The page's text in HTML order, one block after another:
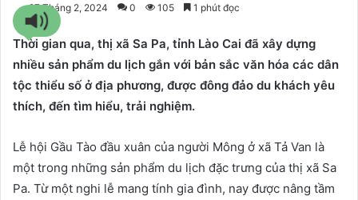
27 Tháng 2, 2024 0 105 1 phút đọc
Thời gian qua, thị xã Sa Pa, tỉnh Lào Cai đã xây dựng
nhiều sản phẩm du lịch gắn với bản sắc văn hóa các dân
tộc thiểu số ở địa phương, được đông đảo du khách yêu
thích, đến tìm hiểu, trải nghiệm.
Lễ hội Gầu Tào đầu xuân của người Mông ở xã Tả Van là
một trong những sản phẩm du lịch đặc trưng của thị xã Sa
Pa. Từ một nghi lễ mang tính gia đình, nay được nâng tầm